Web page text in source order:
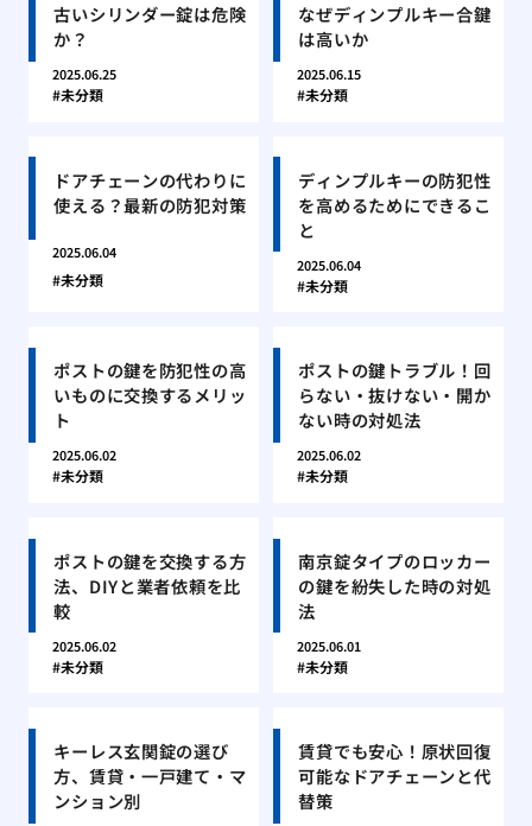
古いシリンダー錠は危険
か？
2025.06.25
未分類
なぜディンプルキー合鍵
は高いか
2025.06.15
未分類
ドアチェーンの代わりに
使える？最新の防犯対策
2025.06.04
未分類
ディンプルキーの防犯性
を高めるためにできるこ
と
2025.06.04
未分類
ポストの鍵を防犯性の高
いものに交換するメリッ
ト
2025.06.02
未分類
ポストの鍵トラブル！回
らない・抜けない・開か
ない時の対処法
2025.06.02
未分類
ポストの鍵を交換する方
法、DIYと業者依頼を比
較
2025.06.02
未分類
南京錠タイプのロッカー
の鍵を紛失した時の対処
法
2025.06.01
未分類
キーレス玄関錠の選び
方、賃貸・一戸建て・マ
ンション別
賃貸でも安心！原状回復
可能なドアチェーンと代
替策